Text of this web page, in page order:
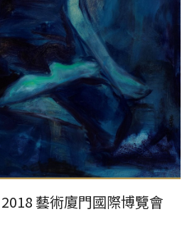
藝術廈門國際博覽會